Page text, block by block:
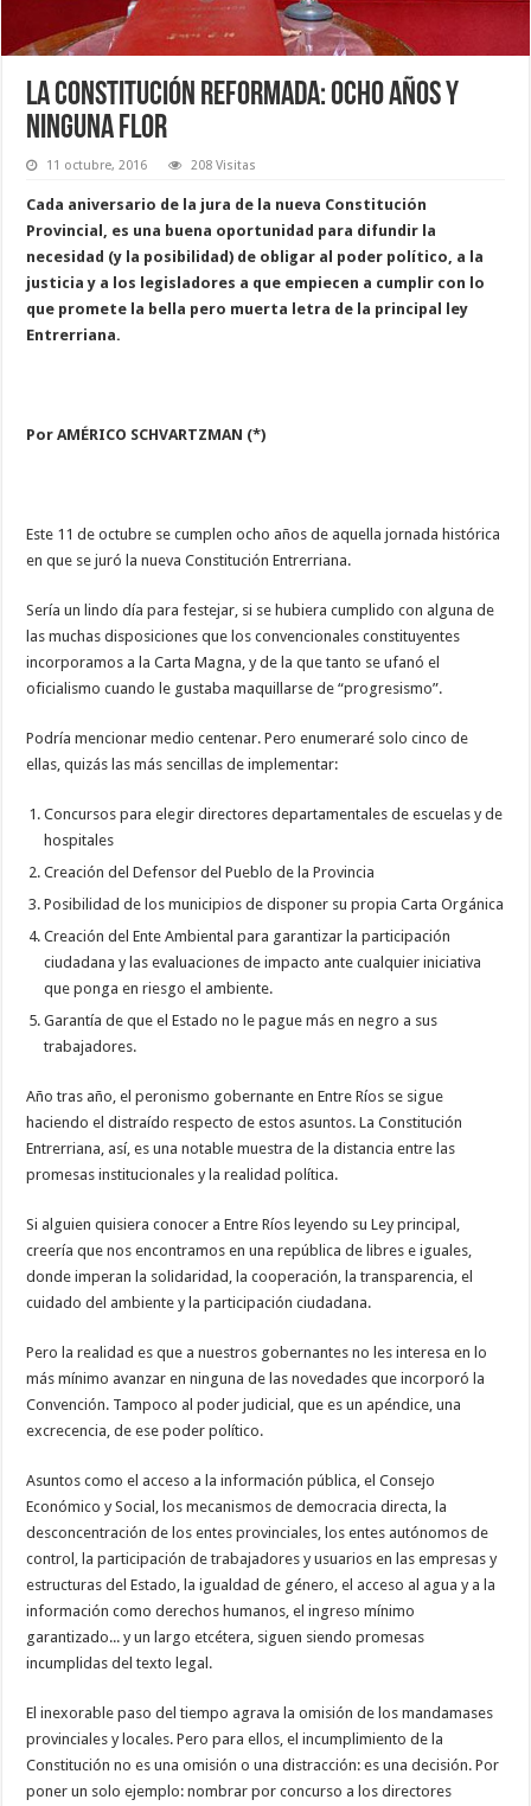
La Constitución reformada: ocho años y
ninguna flor
11 octubre, 2016 208 Visitas
Cada aniversario de la jura de la nueva Constitución
Provincial, es una buena oportunidad para difundir la
necesidad (y la posibilidad) de obligar al poder político, a la
justicia y a los legisladores a que empiecen a cumplir con lo
que promete la bella pero muerta letra de la principal ley
Entrerriana.
Por AMÉRICO SCHVARTZMAN (*)
Este 11 de octubre se cumplen ocho años de aquella jornada histórica
en que se juró la nueva Constitución Entrerriana.
Sería un lindo día para festejar, si se hubiera cumplido con alguna de
las muchas disposiciones que los convencionales constituyentes
incorporamos a la Carta Magna, y de la que tanto se ufanó el
oficialismo cuando le gustaba maquillarse de “progresismo”.
Podría mencionar medio centenar. Pero enumeraré solo cinco de
ellas, quizás las más sencillas de implementar:
Concursos para elegir directores departamentales de escuelas y de
hospitales
Creación del Defensor del Pueblo de la Provincia
Posibilidad de los municipios de disponer su propia Carta Orgánica
Creación del Ente Ambiental para garantizar la participación
ciudadana y las evaluaciones de impacto ante cualquier iniciativa
que ponga en riesgo el ambiente.
Garantía de que el Estado no le pague más en negro a sus
trabajadores.
Año tras año, el peronismo gobernante en Entre Ríos se sigue
haciendo el distraído respecto de estos asuntos. La Constitución
Entrerriana, así, es una notable muestra de la distancia entre las
promesas institucionales y la realidad política.
Si alguien quisiera conocer a Entre Ríos leyendo su Ley principal,
creería que nos encontramos en una república de libres e iguales,
donde imperan la solidaridad, la cooperación, la transparencia, el
cuidado del ambiente y la participación ciudadana.
Pero la realidad es que a nuestros gobernantes no les interesa en lo
más mínimo avanzar en ninguna de las novedades que incorporó la
Convención. Tampoco al poder judicial, que es un apéndice, una
excrecencia, de ese poder político.
Asuntos como el acceso a la información pública, el Consejo
Económico y Social, los mecanismos de democracia directa, la
desconcentración de los entes provinciales, los entes autónomos de
control, la participación de trabajadores y usuarios en las empresas y
estructuras del Estado, la igualdad de género, el acceso al agua y a la
información como derechos humanos, el ingreso mínimo
garantizado... y un largo etcétera, siguen siendo promesas
incumplidas del texto legal.
El inexorable paso del tiempo agrava la omisión de los mandamases
provinciales y locales. Pero para ellos, el incumplimiento de la
Constitución no es una omisión o una distracción: es una decisión. Por
poner un solo ejemplo: nombrar por concurso a los directores